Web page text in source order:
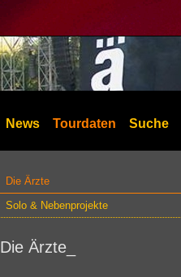
News Tourdaten Suche
Die Ärzte
Solo & Nebenprojekte
Die Ärzte_